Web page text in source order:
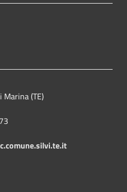
(TE)